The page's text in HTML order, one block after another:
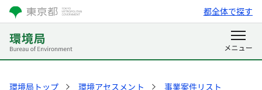
都全体で探す
環境局トップ 環境アセスメント
事業案件リスト